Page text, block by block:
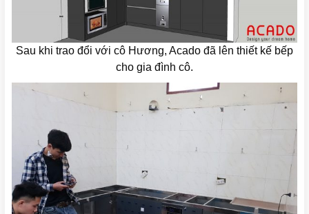
Sau khi trao đổi với cô Hương, Acado đã lên thiết kế bếp
cho gia đình cô.